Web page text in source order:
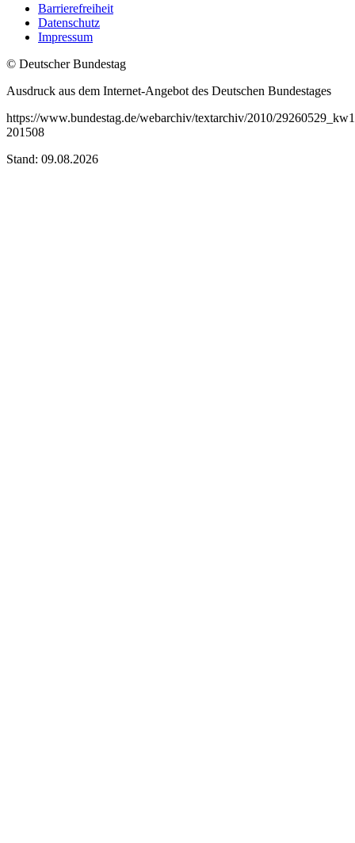
Barrierefreiheit
Datenschutz
Impressum
© Deutscher Bundestag
Ausdruck aus dem Internet-Angebot des Deutschen Bundestages
https://www.bundestag.de/webarchiv/textarchiv/2010/
201508
Stand: 09.08.2026